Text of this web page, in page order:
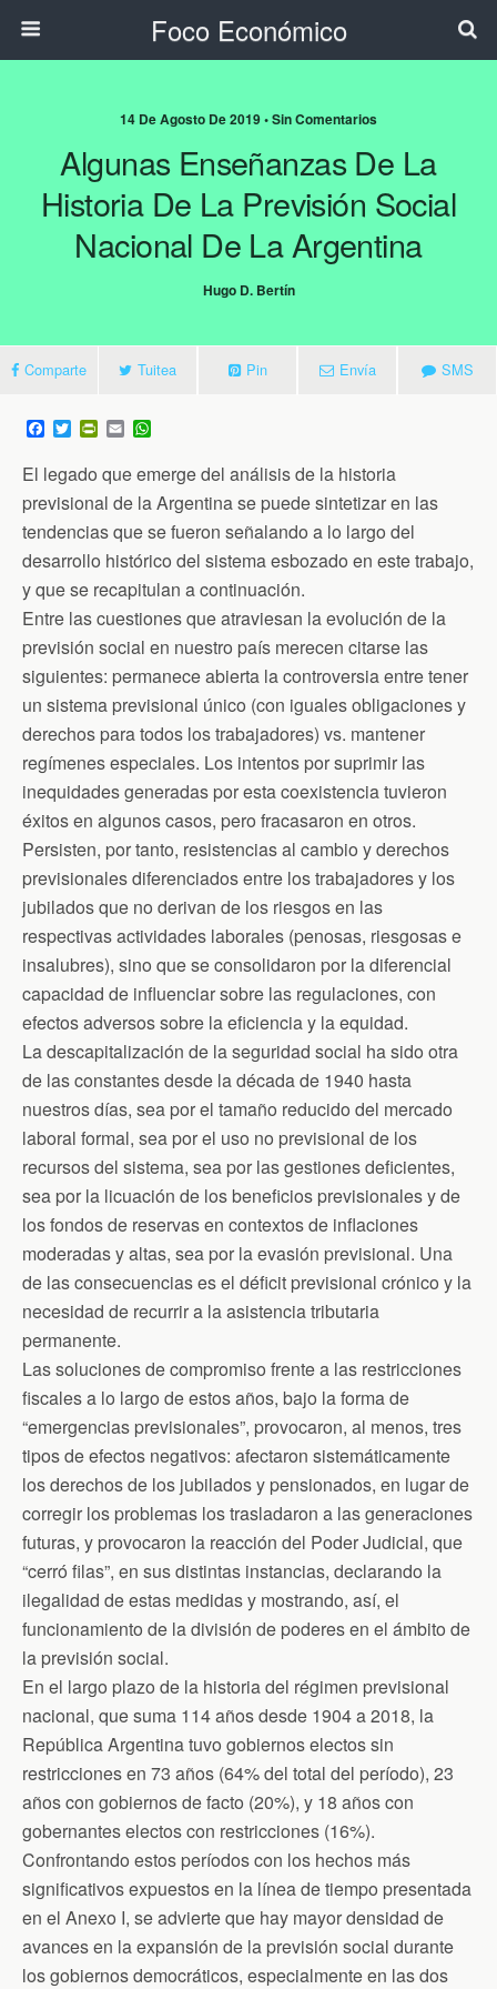
Foco Económico
14 De Agosto De 2019 • Sin Comentarios
Algunas Enseñanzas De La
Historia De La Previsión Social
Nacional De La Argentina
Hugo D. Bertín
Comparte Tuitea Pin Envía SMS
F
a
c
e
b
o
o
k
T
w
t
t
e
r
P
n
t
F
r
i
e
n
l
y
E
m
i
l
t
s
A
p
p
El legado que emerge del análisis de la historia
previsional de la Argentina se puede sintetizar en las
tendencias que se fueron señalando a lo largo del
desarrollo histórico del sistema esbozado en este trabajo,
y que se recapitulan a continuación.
Entre las cuestiones que atraviesan la evolución de la
previsión social en nuestro país merecen citarse las
siguientes: permanece abierta la controversia entre tener
un sistema previsional único (con iguales obligaciones y
derechos para todos los trabajadores) vs. mantener
regímenes especiales. Los intentos por suprimir las
inequidades generadas por esta coexistencia tuvieron
éxitos en algunos casos, pero fracasaron en otros.
Persisten, por tanto, resistencias al cambio y derechos
previsionales diferenciados entre los trabajadores y los
jubilados que no derivan de los riesgos en las
respectivas actividades laborales (penosas, riesgosas e
insalubres), sino que se consolidaron por la diferencial
capacidad de influenciar sobre las regulaciones, con
efectos adversos sobre la eficiencia y la equidad.
La descapitalización de la seguridad social ha sido otra
de las constantes desde la década de 1940 hasta
nuestros días, sea por el tamaño reducido del mercado
laboral formal, sea por el uso no previsional de los
recursos del sistema, sea por las gestiones deficientes,
sea por la licuación de los beneficios previsionales y de
los fondos de reservas en contextos de inflaciones
moderadas y altas, sea por la evasión previsional. Una
de las consecuencias es el déficit previsional crónico y la
necesidad de recurrir a la asistencia tributaria
permanente.
Las soluciones de compromiso frente a las restricciones
fiscales a lo largo de estos años, bajo la forma de
“emergencias previsionales”, provocaron, al menos, tres
tipos de efectos negativos: afectaron sistemáticamente
los derechos de los jubilados y pensionados, en lugar de
corregir los problemas los trasladaron a las generaciones
futuras, y provocaron la reacción del Poder Judicial, que
“cerró filas”, en sus distintas instancias, declarando la
ilegalidad de estas medidas y mostrando, así, el
funcionamiento de la división de poderes en el ámbito de
la previsión social.
En el largo plazo de la historia del régimen previsional
nacional, que suma 114 años desde 1904 a 2018, la
República Argentina tuvo gobiernos electos sin
restricciones en 73 años (64% del total del período), 23
años con gobiernos de facto (20%), y 18 años con
gobernantes electos con restricciones (16%).
Confrontando estos períodos con los hechos más
significativos expuestos en la línea de tiempo presentada
en el Anexo I, se advierte que hay mayor densidad de
avances en la expansión de la previsión social durante
los gobiernos democráticos, especialmente en las dos